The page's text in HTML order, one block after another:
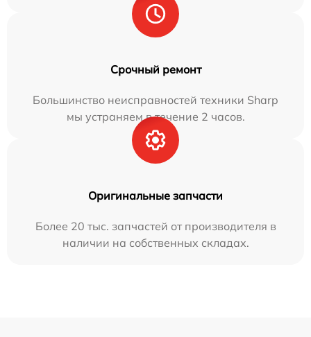
Срочный ремонт
Большинство неисправностей техники Sharp
мы устраняем в течение 2 часов.
Оригинальные запчасти
Более 20 тыс. запчастей от производителя в
наличии на собственных складах.